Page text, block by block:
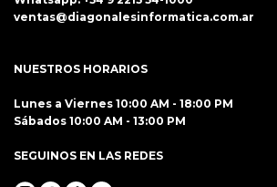
ventas@diagonalesinformatica.com.ar
NUESTROS HORARIOS
Lunes a Viernes 10:00 AM - 18:00 PM
Sábados 10:00 AM - 13:00 PM
SEGUINOS EN LAS REDES